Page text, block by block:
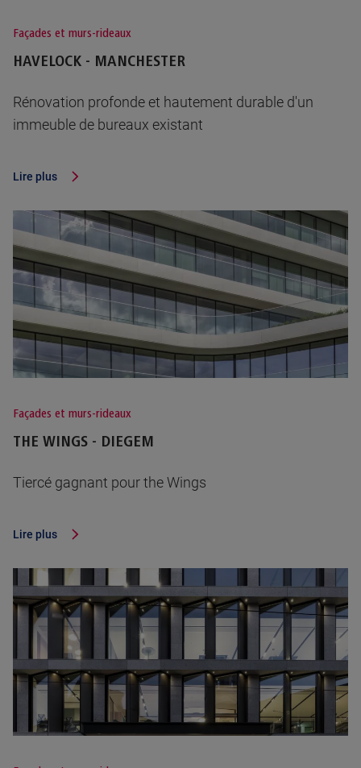
Façades et murs-rideaux
HAVELOCK - MANCHESTER
Rénovation profonde et hautement durable d'un
immeuble de bureaux existant
Lire plus
Façades et murs-rideaux
THE WINGS - DIEGEM
Tiercé gagnant pour the Wings
Lire plus